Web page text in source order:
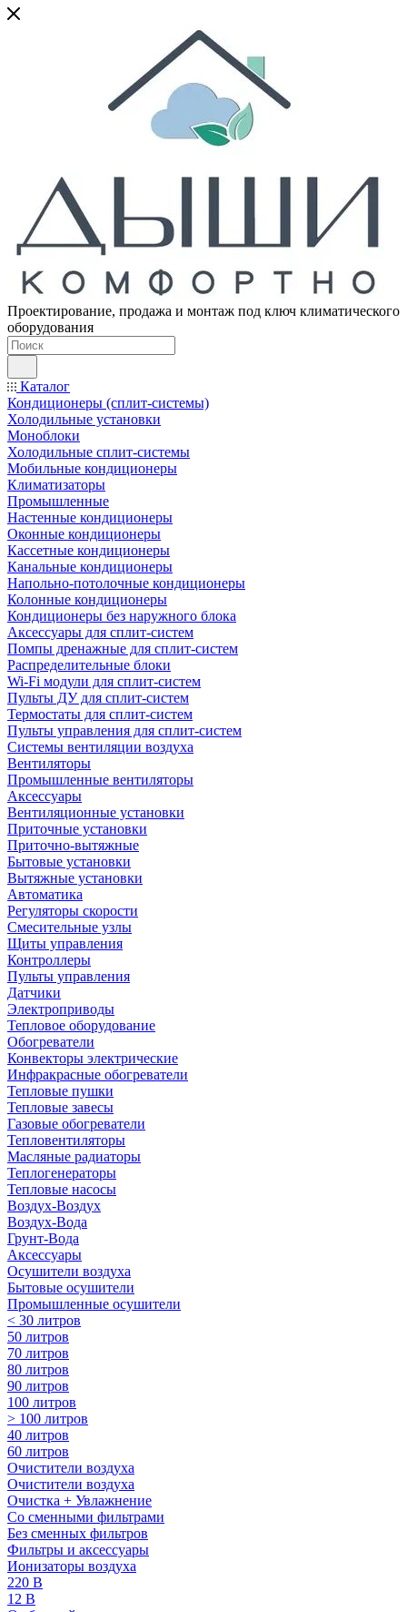
Проектирование, продажа и монтаж под ключ климатического
оборудования
Каталог
Кондиционеры (сплит-системы)
Холодильные установки
Моноблоки
Холодильные сплит-системы
Мобильные кондиционеры
Климатизаторы
Промышленные
Настенные кондиционеры
Оконные кондиционеры
Кассетные кондиционеры
Канальные кондиционеры
Напольно-потолочные кондиционеры
Колонные кондиционеры
Кондиционеры без наружного блока
Аксессуары для сплит-систем
Помпы дренажные для сплит-систем
Распределительные блоки
Wi-Fi модули для сплит-систем
Пульты ДУ для сплит-систем
Термостаты для сплит-систем
Пульты управления для сплит-систем
Системы вентиляции воздуха
Вентиляторы
Промышленные вентиляторы
Аксессуары
Вентиляционные установки
Приточные установки
Приточно-вытяжные
Бытовые установки
Вытяжные установки
Автоматика
Регуляторы скорости
Смесительные узлы
Щиты управления
Контроллеры
Пульты управления
Датчики
Электроприводы
Тепловое оборудование
Обогреватели
Конвекторы электрические
Инфракрасные обогреватели
Тепловые пушки
Тепловые завесы
Газовые обогреватели
Тепловентиляторы
Масляные радиаторы
Теплогенераторы
Тепловые насосы
Воздух-Воздух
Воздух-Вода
Грунт-Вода
Аксессуары
Осушители воздуха
Бытовые осушители
Промышленные осушители
< 30 литров
50 литров
70 литров
80 литров
90 литров
100 литров
> 100 литров
40 литров
60 литров
Очистители воздуха
Очистители воздуха
Очистка + Увлажнение
Cо сменными фильтрами
Без сменных фильтров
Фильтры и аксессуары
Ионизаторы воздуха
220 В
12 В